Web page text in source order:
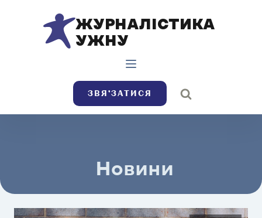
ЖУРНАЛІСТИКА
УЖНУ
ЗВЯ’ЗАТИСЯ
Новини